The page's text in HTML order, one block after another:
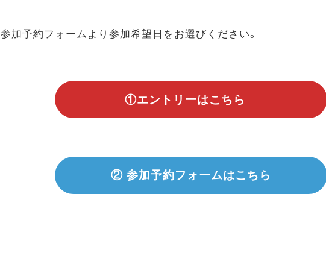
加予約フォームより参加希望日をお選びください。
①エントリーはこちら
② 参加予約フォームはこちら